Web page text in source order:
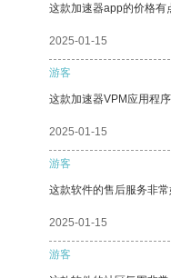
这款加速器app的价格有
2025-01-15
游客
这款加速器VPM应用程
2025-01-15
游客
这款软件的售后服务非
2025-01-15
游客